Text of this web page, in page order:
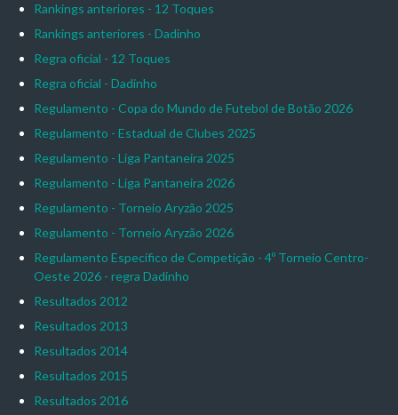
Rankings anteriores - 12 Toques
Rankings anteriores - Dadinho
Regra oficial - 12 Toques
Regra oficial - Dadinho
Regulamento - Copa do Mundo de Futebol de Botão 2026
Regulamento - Estadual de Clubes 2025
Regulamento - Liga Pantaneira 2025
Regulamento - Liga Pantaneira 2026
Regulamento - Torneio Aryzão 2025
Regulamento - Torneio Aryzão 2026
Regulamento Específico de Competição - 4º Torneio Centro-
Oeste 2026 - regra Dadinho
Resultados 2012
Resultados 2013
Resultados 2014
Resultados 2015
Resultados 2016